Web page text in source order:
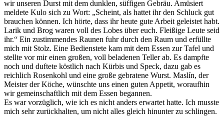
wir unseren Durst mit dem dunklen, süffigen Gebräu. Amüsiert
meldete Kulo sich zu Wort: „Scheint, als hattet ihr den Schluck gut
brauchen können. Ich hörte, dass ihr heute gute Arbeit geleistet habt.
Larik und Brog waren voll des Lobes über euch. Fleißige Leute seid
ihr.“ Ein zustimmendes Raunen fuhr durch den Raum und erfüllte
mich mit Stolz. Eine Bedienstete kam mit dem Essen zur Tafel und
stellte vor mir einen großen, voll beladenen Teller ab. Es dampfte
noch und duftete köstlich nach Kürbis und Speck, dazu gab es
reichlich Rosenkohl und eine große gebratene Wurst. Maslín, der
Meister der Köche, wünschte uns einen guten Appetit, woraufhin
wir gemeinschaftlich mit dem Essen begannen.
Es war vorzüglich, wie ich es nicht anders erwartet hatte. Ich musste
mich sehr zurückhalten, um nicht alles gleich hinunter zu schlingen.